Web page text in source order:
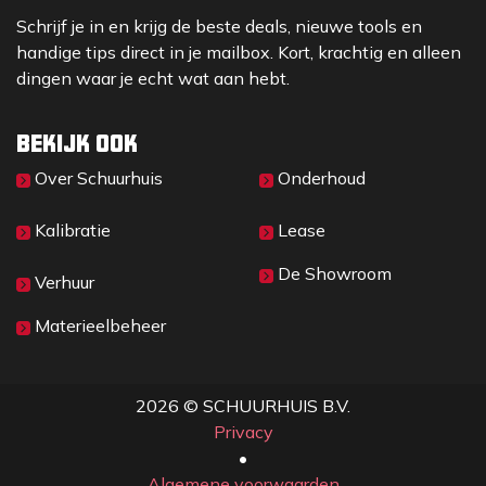
Schrijf je in en krijg de beste deals, nieuwe tools en
handige tips direct in je mailbox. Kort, krachtig en alleen
dingen waar je echt wat aan hebt.
Bekijk ook
Over Sc​huurhuis
Kalibratie
Verhuur
Materieelbeheer
Onderhoud
Lease
De Showroom
2026 © SCHUURHUIS B.V.
Privacy
​• ​